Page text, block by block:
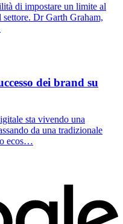
di impostare un limite al
settore. Dr Garth Graham,
dei brand su
sta vivendo una
da una tradizionale
ecos…